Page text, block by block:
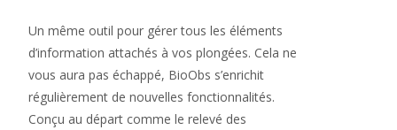
Un même outil pour gérer tous les éléments
d’information attachés à vos plongées. Cela ne
vous aura pas échappé, BioObs s’enrichit
régulièrement de nouvelles fonctionnalités.
Conçu au départ comme le relevé des